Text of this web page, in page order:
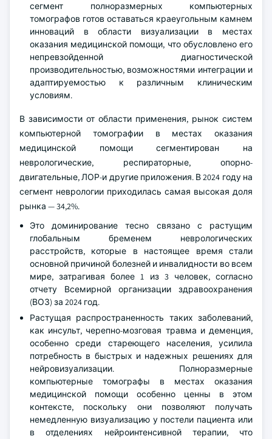
сегмент полноразмерных компьютерных
томографов готов оставаться краеугольным камнем
инноваций в области визуализации в местах
оказания медицинской помощи, что обусловлено его
непревзойденной диагностической
производительностью, возможностями интеграции и
адаптируемостью к различным клиническим
условиям.
В зависимости от области применения, рынок систем
компьютерной томографии в местах оказания
медицинской помощи сегментирован на
неврологические, респираторные, опорно-
двигательные, ЛОР-и другие приложения. В 2024 году на
сегмент неврологии приходилась самая высокая доля
рынка — 34,2%.
Это доминирование тесно связано с растущим
глобальным бременем неврологических
расстройств, которые в настоящее время стали
основной причиной болезней и инвалидности во всем
мире, затрагивая более 1 из 3 человек, согласно
отчету Всемирной организации здравоохранения
(ВОЗ) за 2024 год.
Растущая распространенность таких заболеваний,
как инсульт, черепно-мозговая травма и деменция,
особенно среди стареющего населения, усилила
потребность в быстрых и надежных решениях для
нейровизуализации. Полноразмерные
компьютерные томографы в местах оказания
медицинской помощи особенно ценны в этом
контексте, поскольку они позволяют получать
немедленную визуализацию у постели пациента или
в отделениях нейроинтенсивной терапии, что